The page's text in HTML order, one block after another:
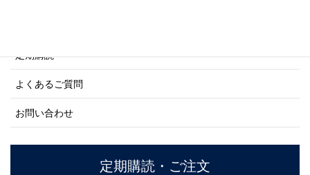
定期購読
よくあるご質問
お問い合わせ
定期購読・ご注文